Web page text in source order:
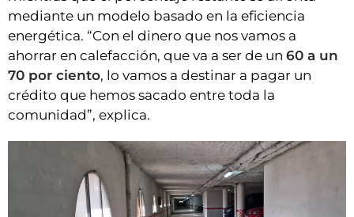
mediante un modelo basado en la eficiencia
energética. “Con el dinero que nos vamos a
ahorrar en calefacción, que va a ser de un 60 a un
70 por ciento, lo vamos a destinar a pagar un
crédito que hemos sacado entre toda la
comunidad”, explica.